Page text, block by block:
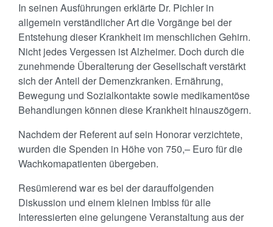
In seinen Ausführungen erklärte Dr. Pichler in
allgemein verständlicher Art die Vorgänge bei der
Entstehung dieser Krankheit im menschlichen Gehirn.
Nicht jedes Vergessen ist Alzheimer. Doch durch die
zunehmende Überalterung der Gesellschaft verstärkt
sich der Anteil der Demenzkranken. Ernährung,
Bewegung und Sozialkontakte sowie medikamentöse
Behandlungen können diese Krankheit hinauszögern.
Nachdem der Referent auf sein Honorar verzichtete,
wurden die Spenden in Höhe von 750,– Euro für die
Wachkomapatienten übergeben.
Resümierend war es bei der darauffolgenden
Diskussion und einem kleinen Imbiss für alle
Interessierten eine gelungene Veranstaltung aus der